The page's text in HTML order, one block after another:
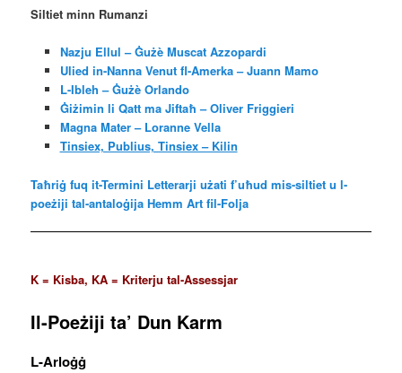
Siltiet minn Rumanzi
Nazju Ellul – Ġużè Muscat Azzopardi
Ulied in-Nanna Venut fl-Amerka – Juann Mamo
L-Ibleh – Ġużè Orlando
Ġiżimin li Qatt ma Jiftaħ – Oliver Friggieri
Magna Mater – Loranne Vella
Tinsiex, Publius, Tinsiex – Kilin
Taħriġ fuq it-Termini Letterarji użati f’uħud mis-siltiet u l-
poeżiji tal-antaloġija Hemm Art fil-Folja
K = Kisba, KA = Kriterju tal-Assessjar
Il-Poeżiji ta’ Dun Karm
L-Arloġġ